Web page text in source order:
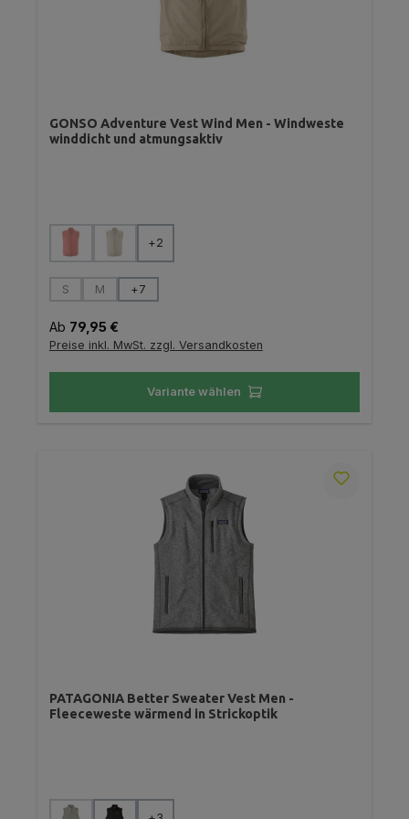
GONSO Adventure Vest Wind Men - Windweste
winddicht und atmungsaktiv
Farbe auswählen
(Diese Option ist zurzeit nicht verfügbar.)
(Diese Option ist zurzeit nicht verfügbar.)
+2
Größe auswählen
S
(Diese Option ist zurzeit nicht verfügbar.)
M
(Diese Option ist zurzeit nicht verfügbar.)
+7
Regulärer Preis:
Ab 79,95 €
Preise inkl. MwSt. zzgl. Versandkosten
Variante wählen
PATAGONIA Better Sweater Vest Men -
Fleeceweste wärmend in Strickoptik
Farbe auswählen